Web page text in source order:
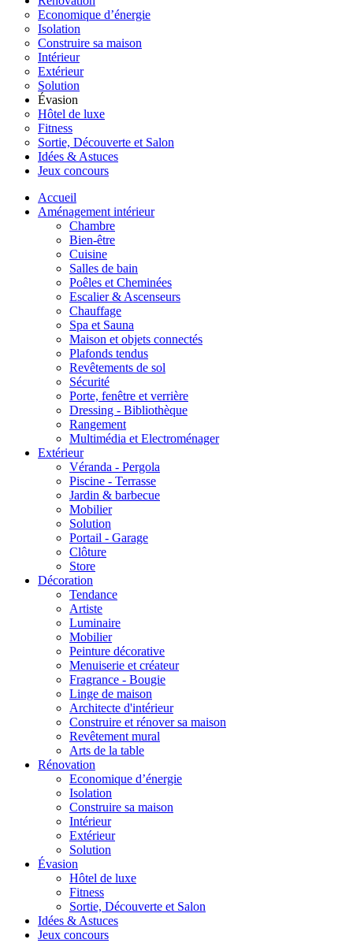
Economique d’énergie
Isolation
Construire sa maison
Intérieur
Extérieur
Solution
Évasion
Hôtel de luxe
Fitness
Sortie, Découverte et Salon
Idées & Astuces
Jeux concours
Accueil
Aménagement intérieur
Chambre
Bien-être
Cuisine
Salles de bain
Poêles et Cheminées
Escalier & Ascenseurs
Chauffage
Spa et Sauna
Maison et objets connectés
Plafonds tendus
Revêtements de sol
Sécurité
Porte, fenêtre et verrière
Dressing - Bibliothèque
Rangement
Multimédia et Electroménager
Extérieur
Véranda - Pergola
Piscine - Terrasse
Jardin & barbecue
Mobilier
Solution
Portail - Garage
Clôture
Store
Décoration
Tendance
Artiste
Luminaire
Mobilier
Peinture décorative
Menuiserie et créateur
Fragrance - Bougie
Linge de maison
Architecte d'intérieur
Construire et rénover sa maison
Revêtement mural
Arts de la table
Rénovation
Economique d’énergie
Isolation
Construire sa maison
Intérieur
Extérieur
Solution
Évasion
Hôtel de luxe
Fitness
Sortie, Découverte et Salon
Idées & Astuces
Jeux concours